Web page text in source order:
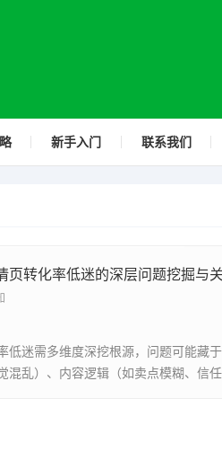
新手入门 联系我们
低迷需多维度深挖根源，问题可能藏
混乱）、内容逻辑（如卖点模糊、信